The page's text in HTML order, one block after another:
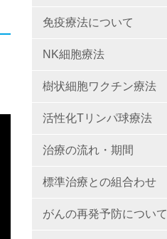
免疫療法について
NK細胞療法
樹状細胞ワクチン療法
活性化Tリンパ球療法
治療の流れ・期間
標準治療との組合わせ
がんの再発予防について